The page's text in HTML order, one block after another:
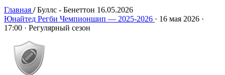
Главная / Буллс - Бенеттон 16.05.2026
Буллс - Бенеттон 16.05.2026
Юнайтед Регби Чемпионшип — 2025-2026 · 16 мая 2026 ·
17:00 · Регулярный сезон